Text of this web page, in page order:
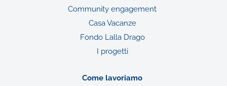
Community engagement
Casa Vacanze
Fondo Lalla Drago
I progetti
Come lavoriamo